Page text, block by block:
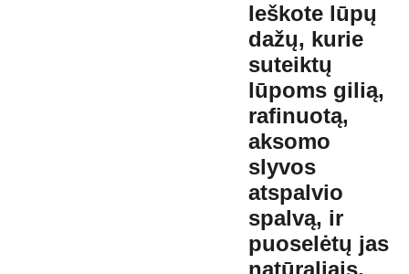
Ieškote lūpų
dažų, kurie
suteiktų
lūpoms gilią,
rafinuotą,
aksomo
slyvos
atspalvio
spalvą, ir
puoselėtų jas
natūraliais,